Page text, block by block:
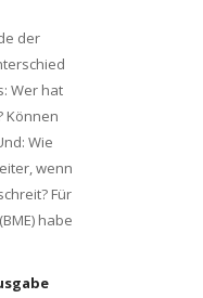
der
Wer hat
Können
Wie
wenn
Für
habe